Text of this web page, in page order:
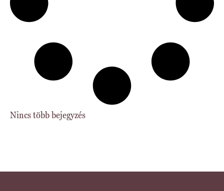
Nincs több bejegyzés